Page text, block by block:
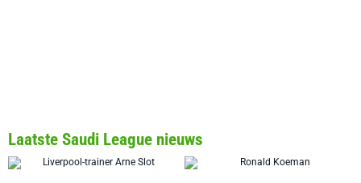
Laatste Saudi League nieuws